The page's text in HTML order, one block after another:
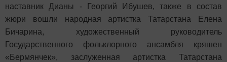
наставник Дианы - Георгий Ибушев, также в состав
жюри вошли народная артистка Татарстана Елена
Бичарина, художественный руководитель
Государственного фольклорного ансамбля кряшен
«Бермянчек», заслуженная артистка Татарстана